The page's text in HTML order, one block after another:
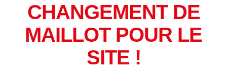
CHANGEMENT DE
MAILLOT POUR LE
SITE !